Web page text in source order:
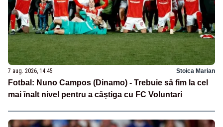
7 aug. 2026, 14:45 Stoica Marian
Fotbal: Nuno Campos (Dinamo) - Trebuie să fim la cel
mai înalt nivel pentru a câștiga cu FC Voluntari